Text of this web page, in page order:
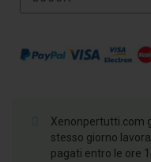
Xenonpertutti.com
stesso giorno
pagati entro le ore